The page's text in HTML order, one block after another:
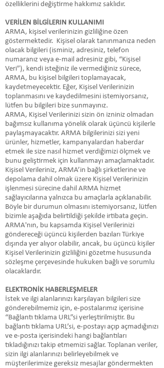
özelliklerini değiştirme hakkımız saklıdır.
VERİLEN BİLGİLERIN KULLANIMI
ARMA, kişisel verilerinizin gizliliğine özen
göstermektedir. Kişisel olarak tanınmanıza neden
olacak bilgileri (isminiz, adresiniz, telefon
numaranız veya e-mail adresiniz gibi, “Kişisel
Veri”), kendi isteğiniz ile vermediğiniz sürece,
ARMA, bu kişisel bilgileri toplamayacak,
kaydetmeyecektir. Eğer, Kişisel Verilerinizin
toplanmasını ve kaydedilmesini istemiyorsanız,
lütfen bu bilgileri bize sunmayınız.
ARMA, Kişisel Verilerinizi sizin ön izniniz olmadan
bağımsız kullanıma yönelik olarak üçüncü kişilerle
paylaşmayacaktır. ARMA bilgilerinizi sizi yeni
ürünler, hizmetler, kampanyalardan haberdar
etmek ile size nasıl hizmet verdiğimizi ölçmek ve
bunu geliştirmek için kullanmayı amaçlamaktadır.
Kişisel Verileriniz, ARMA’in bağlı şirketlerine ve
depolama dahil olmak üzere Kişisel Verilerinizin
işlenmesi sürecine dahil ARMA hizmet
sağlayıcılarına yalnızca bu amaçlarla açıklanabilir.
Böyle bir durumun olmasını istemiyorsanız, lütfen
bizimle aşağıda belirtildiği şekilde irtibata geçin.
ARMA'nın, bu kapsamda Kişisel Verilerinizi
göndereceği üçüncü kişilerden bazıları Türkiye
dışında yer alıyor olabilir, ancak, bu üçüncü kişiler
Kişisel Verilerinizin gizliliğini gözetme hususunda
sözleşme çerçevesinde hukuken bağlı ve sorumlu
olacaklardır.
ELEKTRONİK HABERLEŞMELER
İstek ve ilgi alanlarınızı karşılayan bilgileri size
gönderebilmemiz için, e-postalarımız içerisine
“Bağlantı tıklama URL”si yerleştirilmiştir. Bu
bağlantı tıklama URL’si, e-postayı açıp açmadığınızı
ve e-posta içerisindeki hangi bağlantıları
tıkladığınızı takip etmemizi sağlar. Toplanan veriler,
sizin ilgi alanlarınızı belirleyebilmek ve
müşterilerimize gereksiz mesajlar göndermekten